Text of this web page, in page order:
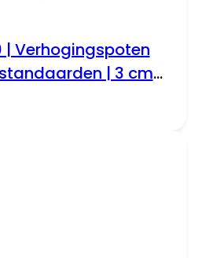
| Verhogingspoten
| 3 cm